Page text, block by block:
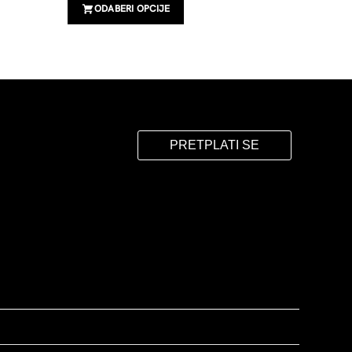
ODABERI OPCIJE
PRETPLATI SE